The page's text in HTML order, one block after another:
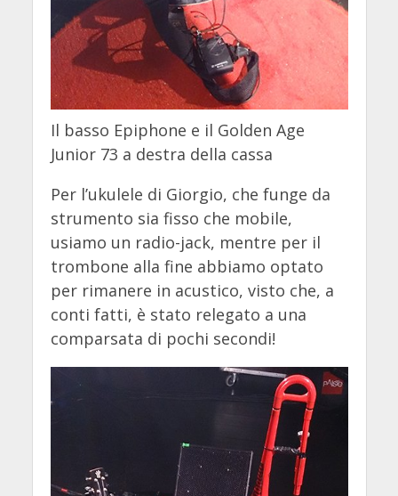
Il basso Epiphone e il Golden Age
Junior 73 a destra della cassa
Per l’ukulele di Giorgio, che funge da
strumento sia fisso che mobile,
usiamo un radio-jack, mentre per il
trombone alla fine abbiamo optato
per rimanere in acustico, visto che, a
conti fatti, è stato relegato a una
comparsata di pochi secondi!